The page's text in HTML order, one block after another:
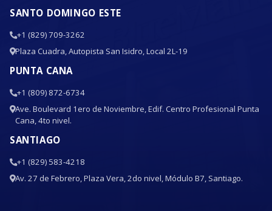
SANTO DOMINGO ESTE
+1 (829) 709-3262
Plaza Cuadra, Autopista San Isidro, Local 2L-19
PUNTA CANA
+1 (809) 872-6734
Ave. Boulevard 1ero de Noviembre, Edif. Centro Profesional Punta
Cana, 4to nivel.
SANTIAGO
+1 (829) 583-4218
Av. 27 de Febrero, Plaza Vera, 2do nivel, Módulo B7, Santiago.